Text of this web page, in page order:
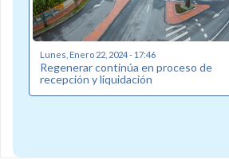
Lunes, Enero 22, 2024 - 17:46
Regenerar continúa en proceso de
recepción y liquidación